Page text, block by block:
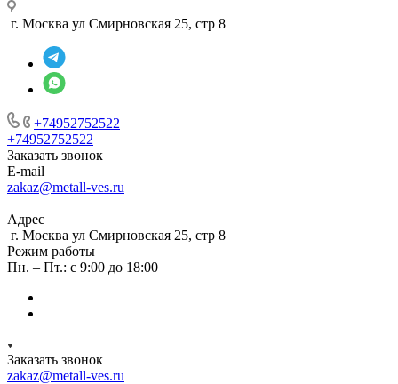
г. Москва ул Смирновская 25, стр 8
+74952752522
+74952752522
Заказать звонок
E-mail
zakaz@metall-ves.ru
Адрес
г. Москва ул Смирновская 25, стр 8
Режим работы
Пн. – Пт.: с 9:00 до 18:00
Заказать звонок
zakaz@metall-ves.ru